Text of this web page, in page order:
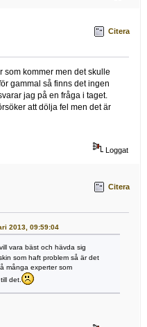
Citera
som kommer men det skulle
gammal så finns det ingen
jag på en fråga i taget.
att dölja fel men det är
Loggat
Citera
2013, 09:59:04
vara bäst och hävda sig
som haft problem så är det
många experter som
det.